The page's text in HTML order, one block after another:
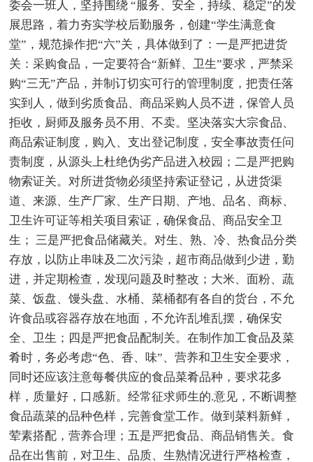
委会一班人，坚持围绕 “服务、安全，持续、稳定”的发
展思路，着力夯实学校后勤服务，创建“学生满意食
堂”，规范操作把“六”关，具体做到了：一是严把进货
关：采购食品，一定要符合“新鲜、卫生”要求，严禁采
购“三无”产品，并制订切实可行的管理制度，把责任落
实到人，做到劣质食品、商品采购人员不进，保管人员
拒收，厨师及服务员不用、不卖。坚决落实大宗食品、
商品索证制度，购入、支出登记制度，安全事故责任问
责制度，从源头上杜绝伪劣产品进入校园；二是严把购
物索证关。对所进货物必须坚持索证登记，从进货渠
道、来源、生产厂家、生产日期、产地、品名、商标、
卫生许可证等相关项目索证，确保食品、商品安全卫
生； 三是严把食品储藏关。对生、熟、冷、热食品分类
存放，以防止串味及二次污染，超市商品做到少进，勤
进，并定期检查，发现问题及时整改；大米、面粉、蔬
菜、饭盘、馒头盘、水桶、菜桶都有各自的货台，不允
许食品或容器存放在地面，不允许乱堆乱摆，确保安
全、卫生；四是严把食品配制关。在制作加工食品及菜
肴时，务必考虑“色、香、味”、营养和卫生安全要求，
同时还应该注意每餐供应的食品菜肴品种，要求花多
样，质量好，口感新。经常征求师生的.意见，不断调整
食品蔬菜的品种色样，完善食堂工作。做到菜料新鲜，
荤素搭配，营养合理；五是严把食品、商品销售关。食
品在出售前，对卫生、品质、生熟情况进行严格检查，